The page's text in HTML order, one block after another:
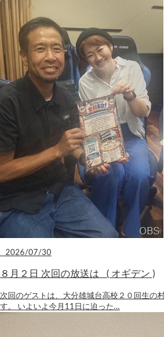
2026/07/30
８月２日 次回の放送は ( オギデン )
次回のゲストは、大分雄城台高校２０回生の
す。 いよいよ今月11日に迫った…